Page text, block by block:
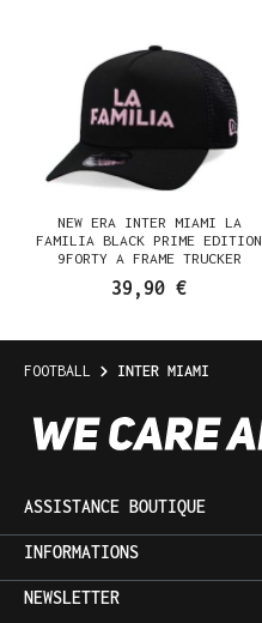
NEW ERA INTER MIAMI LA
FAMILIA BLACK PRIME EDITION
9FORTY A FRAME TRUCKER
SNAPBACK CASQUETTE
39,90 €
FOOTBALL INTER MIAMI
ASSISTANCE BOUTIQUE
INFORMATIONS
NEWSLETTER